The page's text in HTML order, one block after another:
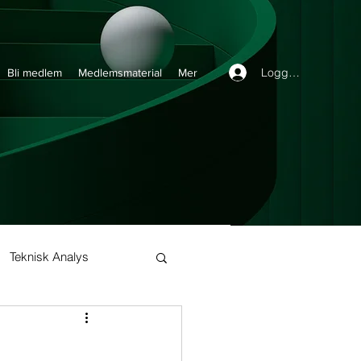
Teknisk Analys
Buy and Hold
Bli medlem Medlemsmaterial Mer Logga in